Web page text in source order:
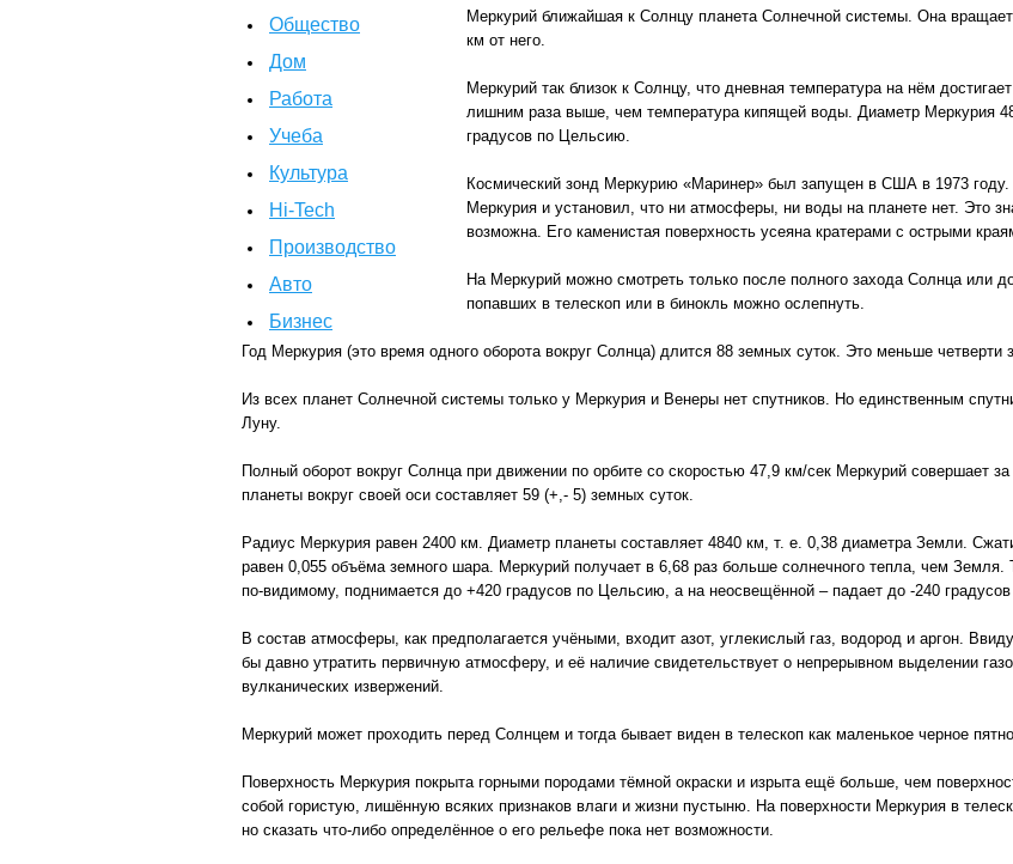
Общество
Дом
Работа
Учеба
Культура
Hi-Tech
Производство
Авто
Бизнес
Меркурий ближайшая к Солнцу планета Солнечной системы. Она
км от него.
Меркурий так близок к Солнцу, что дневная температура на нём
лишним раза выше, чем температура кипящей воды. Диаметр Меркурия
градусов по Цельсию.
Космический зонд Меркурию «Маринер» был запущен в США в 1973
Меркурия и установил, что ни атмосферы, ни воды на планете нет. Это
возможна. Его каменистая поверхность усеяна кратерами с острыми
На Меркурий можно смотреть только после полного захода Солнца или
попавших в телескоп или в бинокль можно ослепнуть.
Год Меркурия (это время одного оборота вокруг Солнца) длится 88 земных суток. Это меньше четверти
Из всех планет Солнечной системы только у Меркурия и Венеры нет спутников. Но единственным
Луну.
Полный оборот вокруг Солнца при движении по орбите со скоростью 47,9 км/сек Меркурий совершает
планеты вокруг своей оси составляет 59 (+,- 5) земных суток.
Радиус Меркурия равен 2400 км. Диаметр планеты составляет 4840 км, т. е. 0,38 диаметра Земли.
равен 0,055 объёма земного шара. Меркурий получает в 6,68 раз больше солнечного тепла, чем Земля.
по-видимому, поднимается до +420 градусов по Цельсию, а на неосвещённой – падает до -240
В состав атмосферы, как предполагается учёными, входит азот, углекислый газ, водород и аргон.
бы давно утратить первичную атмосферу, и её наличие свидетельствует о непрерывном выделении
вулканических извержений.
Меркурий может проходить перед Солнцем и тогда бывает виден в телескоп как маленькое черное
Поверхность Меркурия покрыта горными породами тёмной окраски и изрыта ещё больше, чем
собой гористую, лишённую всяких признаков влаги и жизни пустыню. На поверхности Меркурия в
но сказать что-либо определённое о его рельефе пока нет возможности.